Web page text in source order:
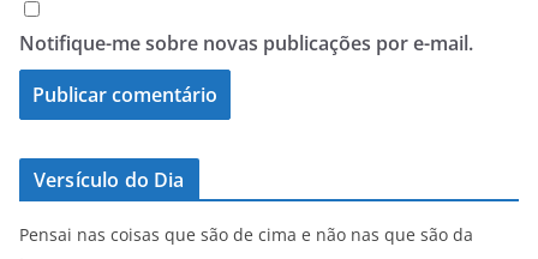
Notifique-me sobre novas publicações por e-mail.
Versículo do Dia
Pensai nas coisas que são de cima e não nas que são da